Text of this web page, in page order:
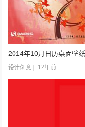
2014年10月日历桌面壁
设计创意 12年前